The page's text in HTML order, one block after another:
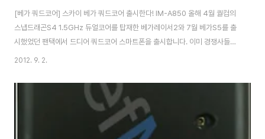
[베가 쿼드코어] 스카이 베가 쿼드코어 출시한다! IM-A850 올해 4월 퀄컴의
스냅드래곤S4 1.5GHz 듀얼코어를 탑재한 베가레이서2와 7월 베가S5를 출
시했었던 팬택에서 드디어 쿼드코어 스마트폰을 출시합니다. 이미 경쟁사들이
쿼드코어 스마트폰들을 출시하거나 제품을 공개하고 있는데요. 팬택은 지난 달
가S5의 모델명이 IM-A840S였던 것 처럼 IM-A850K는 KT용 단말기지만,
팬택에서는 쿼드코어 스마트폰은 통신 3사를 통해 출시하기로 했기 때문에
SK텔레콤 IM-A850S와 유플러스의 IM-A850L도 전파인증을 완료할 가능
성이 크다고 하네요. IM-A850K는 LG전자에서 얼마전 공개한 옵티머스G와
2012. 9. 2.